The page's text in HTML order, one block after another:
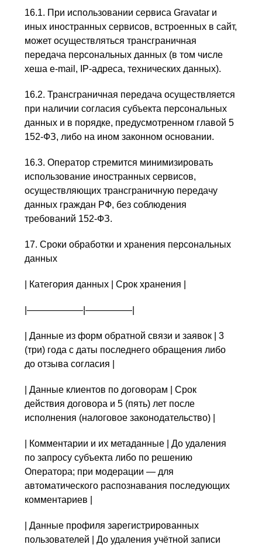
16.1. При использовании сервиса Gravatar и
иных иностранных сервисов, встроенных в сайт,
может осуществляться трансграничная
передача персональных данных (в том числе
хеша e-mail, IP-адреса, технических данных).
16.2. Трансграничная передача осуществляется
при наличии согласия субъекта персональных
данных и в порядке, предусмотренном главой 5
152-ФЗ, либо на ином законном основании.
16.3. Оператор стремится минимизировать
использование иностранных сервисов,
осуществляющих трансграничную передачу
данных граждан РФ, без соблюдения
требований 152-ФЗ.
17. Сроки обработки и хранения персональных
данных
| Категория данных | Срок хранения |
|——————|—————|
| Данные из форм обратной связи и заявок | 3
(три) года с даты последнего обращения либо
до отзыва согласия |
| Данные клиентов по договорам | Срок
действия договора и 5 (пять) лет после
исполнения (налоговое законодательство) |
| Комментарии и их метаданные | До удаления
по запросу субъекта либо по решению
Оператора; при модерации — для
автоматического распознавания последующих
комментариев |
| Данные профиля зарегистрированных
пользователей | До удаления учётной записи